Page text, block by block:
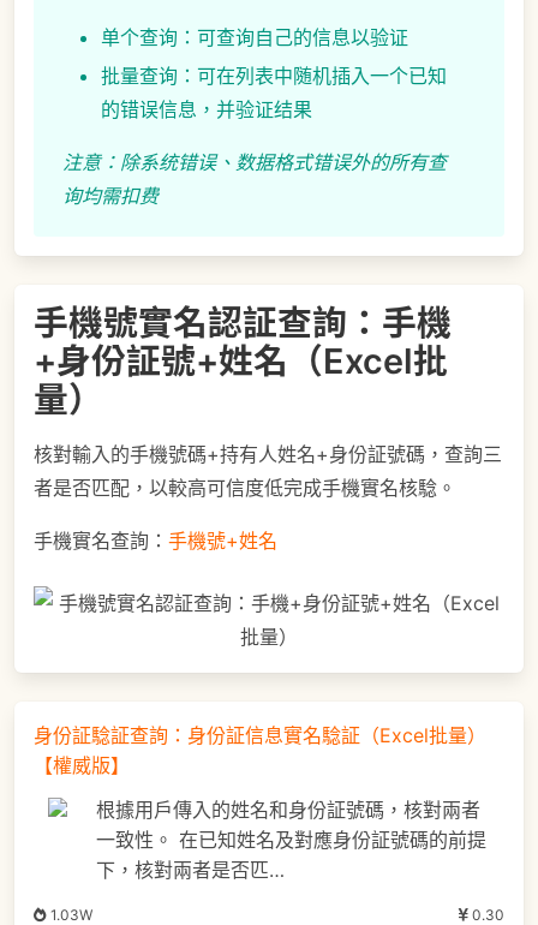
单个查询：可查询自己的信息以验证
批量查询：可在列表中随机插入一个已知
的错误信息，并验证结果
注意：除系统错误、数据格式错误外的所有查
询均需扣费
手機號實名認証查詢：手機
+身份証號+姓名（Excel批
量）
核對輸入的手機號碼+持有人姓名+身份証號碼，查詢三
者是否匹配，以較高可信度低完成手機實名核騐。
手機實名查詢： 手機號+姓名
身份証騐証查詢：身份証信息實名騐証（Excel批量）
【權威版】
根據用戶傳入的姓名和身份証號碼，核對兩者
一致性。 在已知姓名及對應身份証號碼的前提
下，核對兩者是否匹…
1.03W 0.30